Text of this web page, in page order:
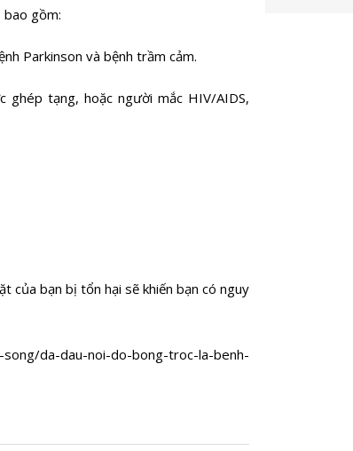
bao gồm:
Parkinson và bệnh trầm cảm.
tạng, hoặc người mắc HIV/AIDS,
của bạn bị tổn hại sẽ khiến bạn có nguy
noi-do-bong-troc-la-benh-